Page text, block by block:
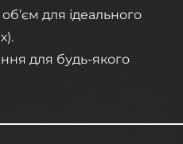
для ідеального
для будь-якого